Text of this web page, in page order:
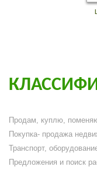
Продам, куплю,
Покупка- продажа
Транспорт,
Предложения и поиск